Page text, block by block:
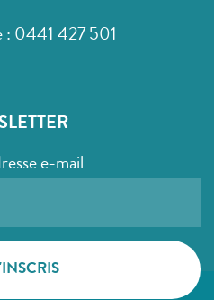
: 0441 427 501
e-mail